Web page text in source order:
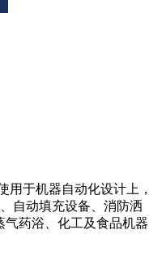
用于机器自动化设计上，
自动填充设备、消防洒
气药浴、化工及食品机器